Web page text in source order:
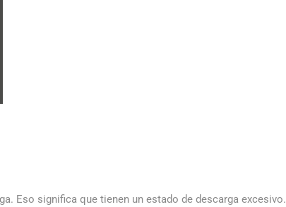
Eso significa que tienen un estado de descarga excesivo.